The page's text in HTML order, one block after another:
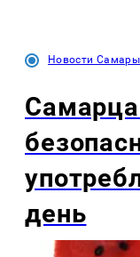
Новости Самары
день